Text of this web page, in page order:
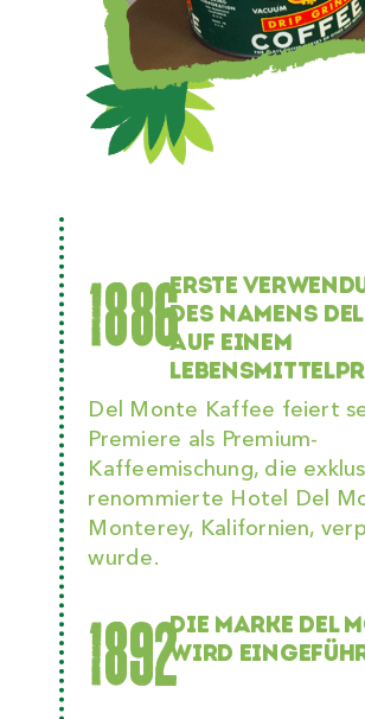
1886ERSTE
DES NAMENS
AUF EINEM
Del Monte Kaffee feiert
Premiere als Premium-
Kaffeemischung, die
renommierte Hotel Del
Monterey, Kalifornien,
wurde.
1892DIE MARKE DEL
WIRD